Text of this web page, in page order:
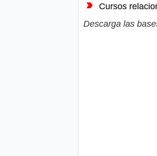
Cursos
Descarga las